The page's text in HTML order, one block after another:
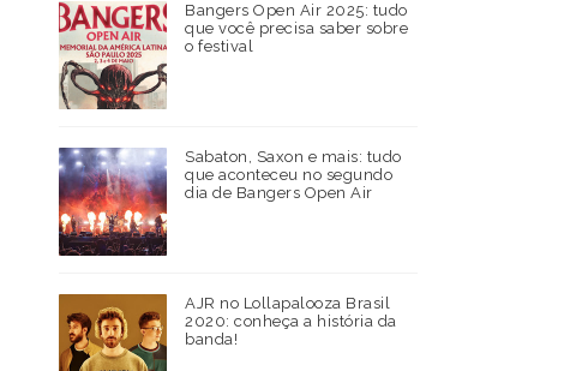
Bangers Open Air 2025: tudo
que você precisa saber sobre
o festival
Sabaton, Saxon e mais: tudo
que aconteceu no segundo
dia de Bangers Open Air
AJR no Lollapalooza Brasil
2020: conheça a história da
banda!